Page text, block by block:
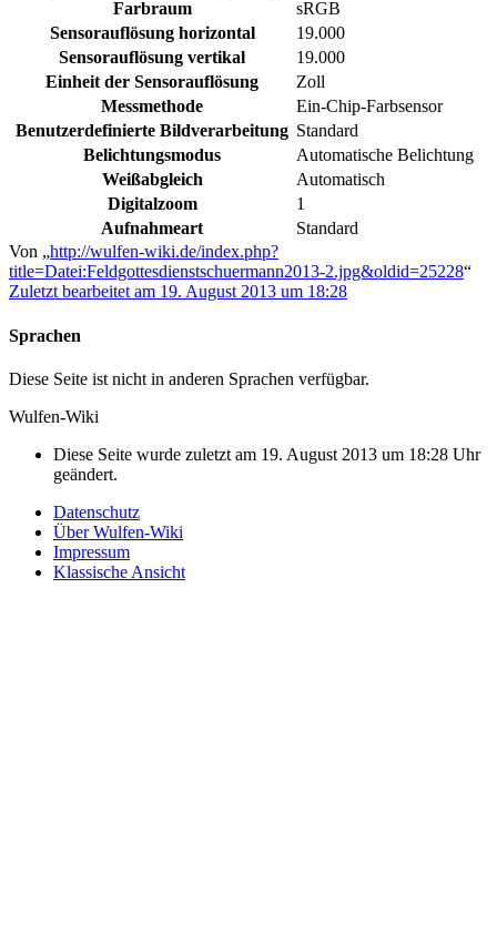
Farbraum
sRGB
Sensorauflösung horizontal
19.000
Sensorauflösung vertikal
19.000
Einheit der Sensorauflösung
Zoll
Messmethode
Ein-Chip-Farbsensor
Benutzerdefinierte Bildverarbeitung Standard
Belichtungsmodus
Automatische Belichtung
Weißabgleich
Automatisch
Digitalzoom
1
Aufnahmeart
Standard
Von „http://wulfen-wiki.de/index.php?
title=Datei:Feldgottesdienstschuermann2013-2.jpg&oldid=25228“
Zuletzt bearbeitet am 19. August 2013 um 18:28
Sprachen
Diese Seite ist nicht in anderen Sprachen verfügbar.
Wulfen-Wiki
Diese Seite wurde zuletzt am 19. August 2013 um 18:28 Uhr
geändert.
Datenschutz
Über Wulfen-Wiki
Impressum
Klassische Ansicht